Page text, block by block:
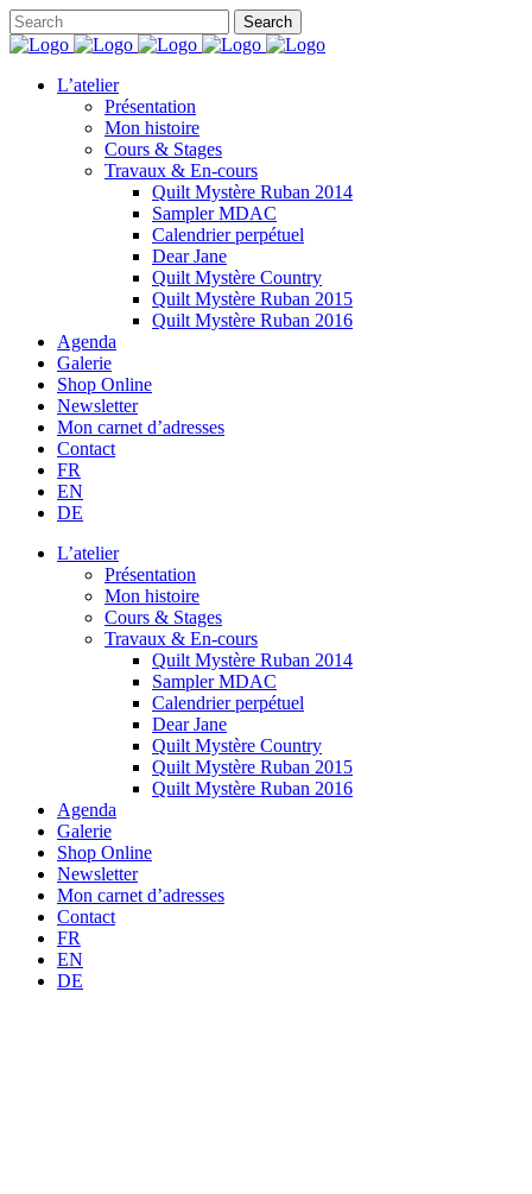
L’atelier
Présentation
Mon histoire
Cours & Stages
Travaux & En-cours
Quilt Mystère Ruban 2014
Sampler MDAC
Calendrier perpétuel
Dear Jane
Quilt Mystère Country
Quilt Mystère Ruban 2015
Quilt Mystère Ruban 2016
Agenda
Galerie
Shop Online
Newsletter
Mon carnet d’adresses
Contact
FR
EN
DE
L’atelier
Présentation
Mon histoire
Cours & Stages
Travaux & En-cours
Quilt Mystère Ruban 2014
Sampler MDAC
Calendrier perpétuel
Dear Jane
Quilt Mystère Country
Quilt Mystère Ruban 2015
Quilt Mystère Ruban 2016
Agenda
Galerie
Shop Online
Newsletter
Mon carnet d’adresses
Contact
FR
EN
DE